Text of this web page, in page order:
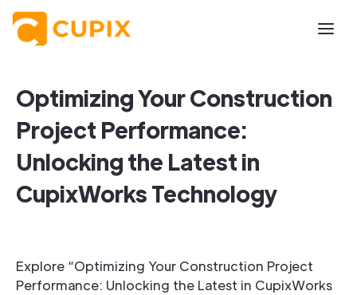
Optimizing Your Construction
Project Performance:
Unlocking the Latest in
CupixWorks Technology
Explore “Optimizing Your Construction Project
Performance: Unlocking the Latest in CupixWorks